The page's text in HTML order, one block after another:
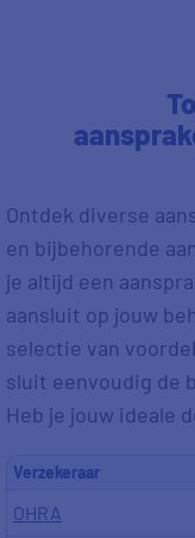
Ontdek diverse
en bijbehorende
je altijd een
aansluit op jouw
selectie van
sluit eenvoudig de
Heb je jouw ideale
Verzekeraar
OHRA